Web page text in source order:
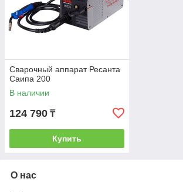
Сварочный аппарат Ресанта
Саипа 200
В наличии
124 790 ₸
Купить
О нас